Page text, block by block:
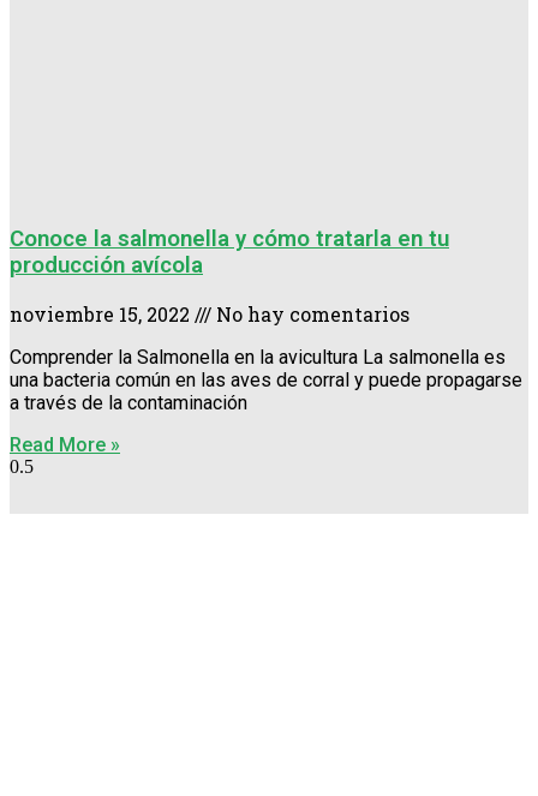
Conoce la salmonella y cómo tratarla en tu
producción avícola
noviembre 15, 2022 No hay comentarios
Comprender la Salmonella en la avicultura La salmonella es
una bacteria común en las aves de corral y puede propagarse
a través de la contaminación
Read More »